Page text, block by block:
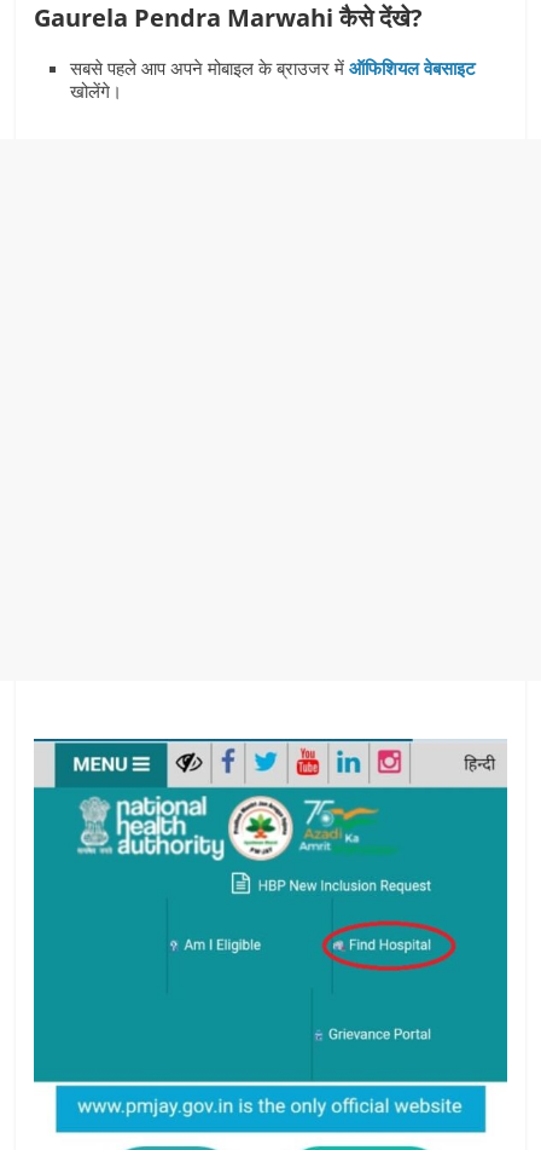
Gaurela Pendra Marwahi कैसे देंखे?
सबसे पहले आप अपने मोबाइल के ब्राउजर मेंऑफिशियल वेबसाइट
खोलेंगे।